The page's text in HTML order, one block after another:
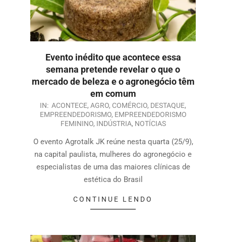
Evento inédito que acontece essa
semana pretende revelar o que o
mercado de beleza e o agronegócio têm
em comum
IN: ACONTECE, AGRO, COMÉRCIO, DESTAQUE,
EMPREENDEDORISMO, EMPREENDEDORISMO
FEMININO, INDÚSTRIA, NOTÍCIAS
O evento Agrotalk JK reúne nesta quarta (25/9),
na capital paulista, mulheres do agronegócio e
especialistas de uma das maiores clínicas de
estética do Brasil
CONTINUE LENDO